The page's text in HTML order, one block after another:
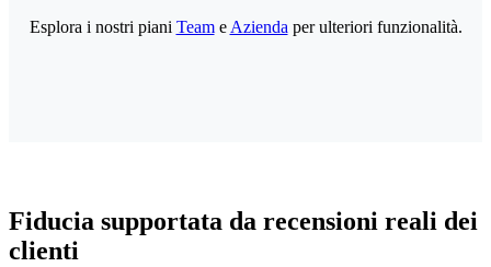
Esplora i nostri piani Teame Azienda per ulteriori funzionalità.
Fiducia supportata da recensioni reali dei
clienti